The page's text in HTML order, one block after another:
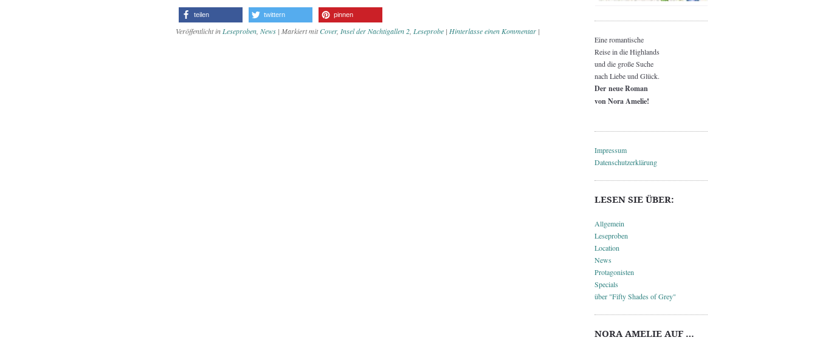
teilen twittern pinnen
Veröffentlicht in Leseproben, News | Markiert mitCover, Insel der Nachtigallen 2, Leseprobe | Hinterlasse einen Kommentar |
Eine romantische
Reise in die Highlands
und die große Suche
nach Liebe und Glück.
Der neue Roman
von Nora Amelie!
Impressum
Datenschutzerklärung
LESEN SIE ÜBER:
Allgemein
Leseproben
Location
News
Protagonisten
Specials
über "Fifty Shades of Grey"
NORA AMELIE AUF …